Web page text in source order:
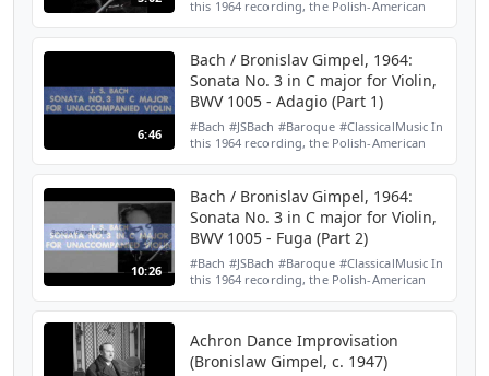
this 1964 recording, the Polish-American
Sonata No. 3 in ...
6:46
Bach / Bronislav Gimpel, 1964:
Sonata No. 3 in C major for Violin,
BWV 1005 - Adagio (Part 1)
#Bach #JSBach #Baroque #ClassicalMusic In
this 1964 recording, the Polish-American
Sonata No. 3 in C...
10:26
Bach / Bronislav Gimpel, 1964:
Sonata No. 3 in C major for Violin,
BWV 1005 - Fuga (Part 2)
#Bach #JSBach #Baroque #ClassicalMusic In
this 1964 recording, the Polish-American
Achron Dance Improvisation
(Bronislaw Gimpel, c. 1947)